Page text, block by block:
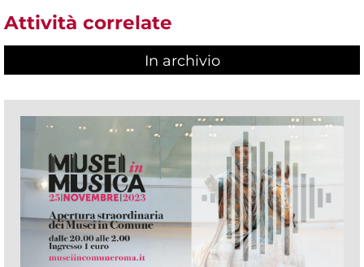
Attività correlate
In archivio